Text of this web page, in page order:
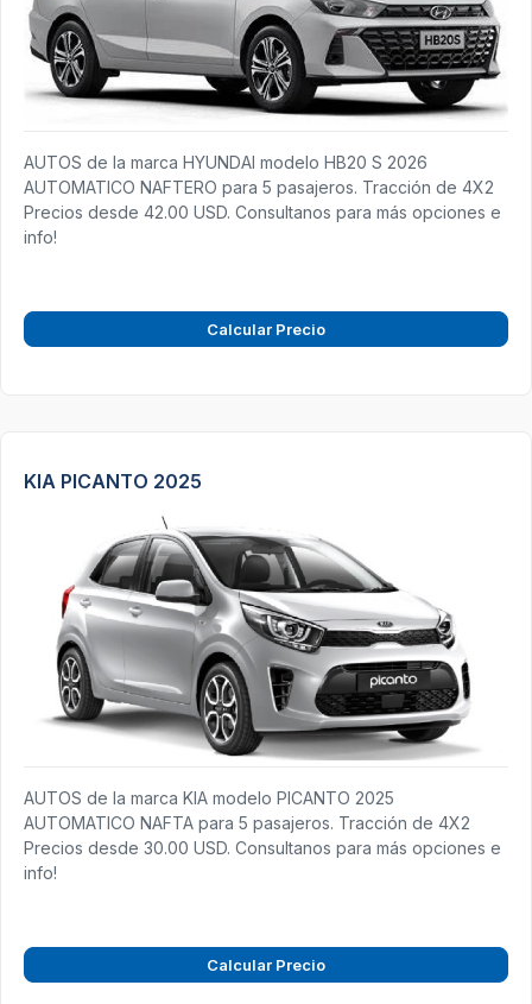
AUTOS de la marca HYUNDAI modelo HB20 S 2026
AUTOMATICO NAFTERO para 5 pasajeros. Tracción de 4X2
Precios desde 42.00 USD. Consultanos para más opciones e
info!
Calcular Precio
KIA PICANTO 2025
AUTOS de la marca KIA modelo PICANTO 2025
AUTOMATICO NAFTA para 5 pasajeros. Tracción de 4X2
Precios desde 30.00 USD. Consultanos para más opciones e
info!
Calcular Precio